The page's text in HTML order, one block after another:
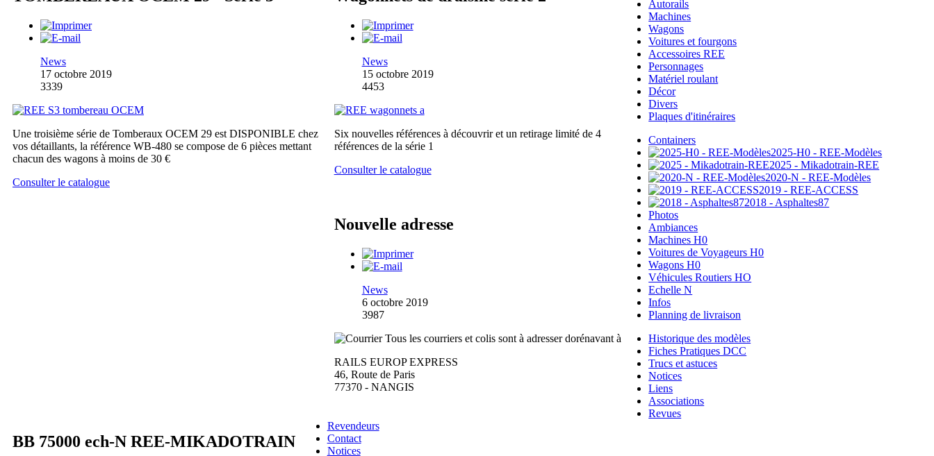
News
17 octobre 2019
3339
Une troisième série de Tomberaux OCEM 29 est DISPONIBLE chez
vos détaillants, la référence WB-480 se compose de 6 pièces mettant
chacun des wagons à moins de 30 €
Consulter le catalogue
News
15 octobre 2019
4453
Six nouvelles références à découvrir et un retirage limité de 4
références de la série 1
Consulter le catalogue
Nouvelle adresse
News
6 octobre 2019
3987
Tous les courriers et colis sont à adresser dorénavant à
RAILS EUROP EXPRESS
46, Route de Paris
77370 - NANGIS
BB 75000 ech-N REE-MIKADOTRAIN
Autorails
Machines
Wagons
Voitures et fourgons
Accessoires REE
Personnages
Matériel roulant
Décor
Divers
Plaques d'itinéraires
Containers
2025-H0 - REE-Modèles
2025 - Mikadotrain-REE
2020-N - REE-Modèles
2019 - REE-ACCESS
2018 - Asphaltes87
Photos
Ambiances
Machines H0
Voitures de Voyageurs H0
Wagons H0
Véhicules Routiers HO
Echelle N
Infos
Planning de livraison
Historique des modèles
Fiches Pratiques DCC
Trucs et astuces
Notices
Liens
Associations
Revues
Revendeurs
Contact
Notices